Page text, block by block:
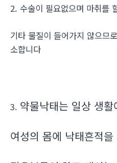
2. 수술이 필요없으며 마취를
기타 물질이 들어가지 않으므
소합니다
3. 약물낙태는 일상 생
여성의 몸에 낙태흔적